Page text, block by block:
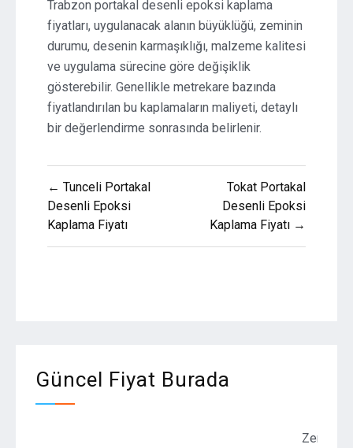
Trabzon portakal desenli epoksi kaplama
fiyatları, uygulanacak alanın büyüklüğü, zeminin
durumu, desenin karmaşıklığı, malzeme kalitesi
ve uygulama sürecine göre değişiklik
gösterebilir. Genellikle metrekare bazında
fiyatlandırılan bu kaplamaların maliyeti, detaylı
bir değerlendirme sonrasında belirlenir.
Yazı
gezinmesi
← Tunceli Portakal
Desenli Epoksi
Kaplama Fiyatı
Tokat Portakal
Desenli Epoksi
Kaplama Fiyatı →
Güncel Fiyat Burada
Zemin